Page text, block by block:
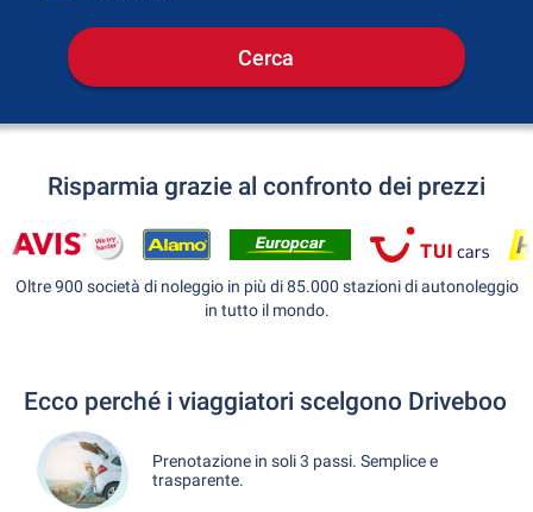
Cerca
Risparmia grazie al confronto dei prezzi
Oltre 900 società di noleggio in più di 85.000 stazioni di autonoleggio
in tutto il mondo.
Ecco perché i viaggiatori scelgono Driveboo
Prenotazione in soli 3 passi. Semplice e
trasparente.